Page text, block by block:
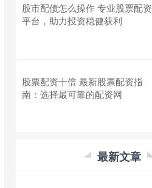
股市配债怎么操作 专业股票配资
平台，助力投资稳健获利
股票配资十倍 最新股票配资指
南：选择最可靠的配资网
最新文章